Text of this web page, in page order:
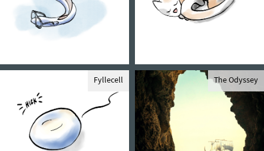
Fyllecell The Odyssey